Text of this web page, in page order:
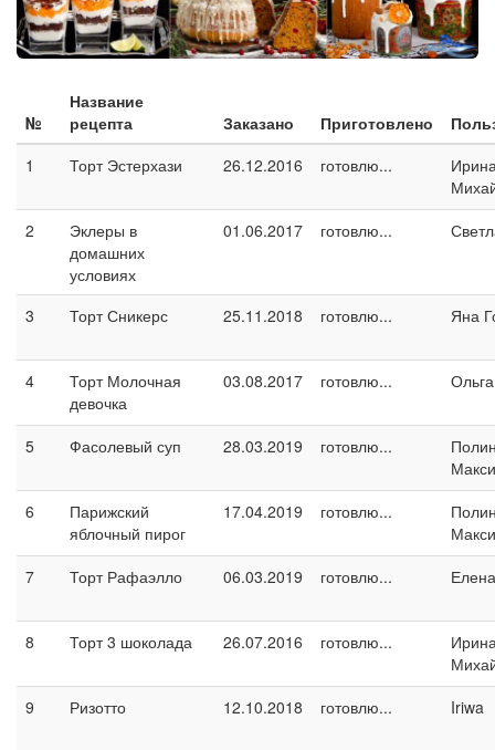
№
Название
рецепта
Заказано Приготовлено
1
Торт Эстерхази 26.12.2016 готовлю...
2
Эклеры в
домашних
условиях
01.06.2017 готовлю...
3 Торт Сникерс 25.11.2018 готовлю... Яна
4
Торт Молочная
девочка
03.08.2017 готовлю...
5 Фасолевый суп 28.03.2019 готовлю...
6
Парижский
яблочный пирог
17.04.2019 готовлю...
7
Торт Рафаэлло 06.03.2019 готовлю... Елена
8 Торт 3 шоколада 26.07.2016 готовлю...
9
Ризотто 12.10.2018 готовлю... Iriwa